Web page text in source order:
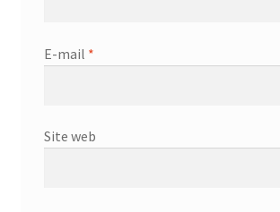
E-mail *
Site web